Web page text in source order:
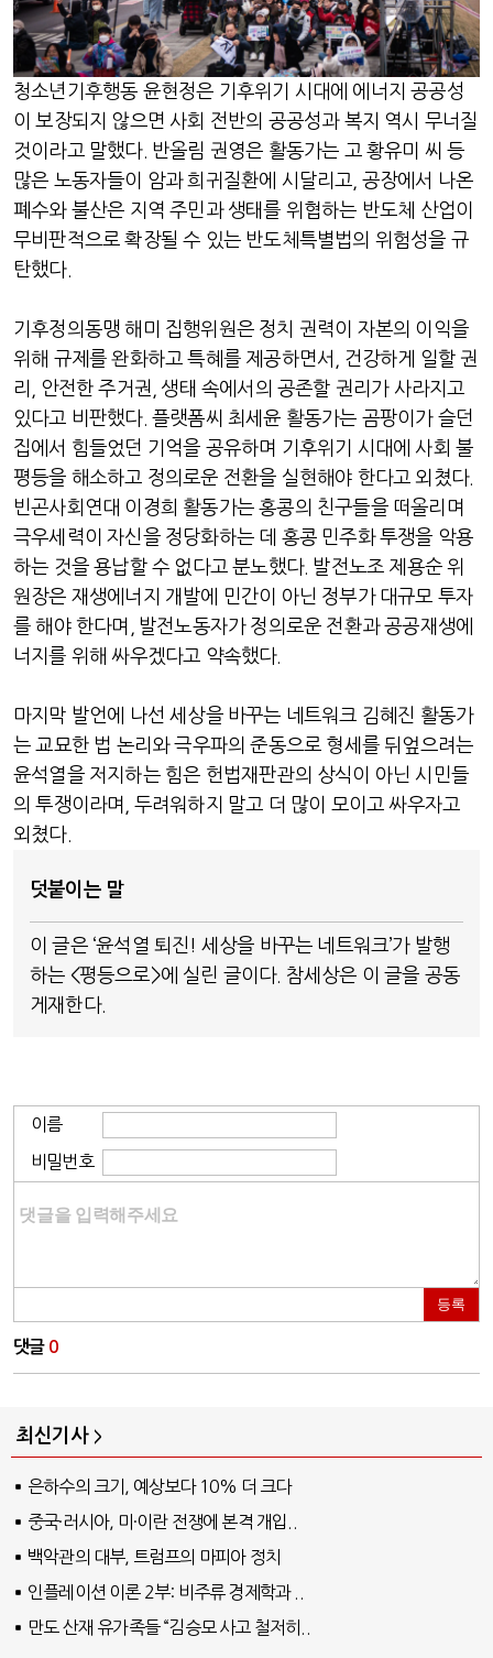
청소년기후행동 윤현정은 기후위기 시대에 에너지 공공성
이 보장되지 않으면 사회 전반의 공공성과 복지 역시 무너질
것이라고 말했다. 반올림 권영은 활동가는 고 황유미 씨 등
많은 노동자들이 암과 희귀질환에 시달리고, 공장에서 나온
폐수와 불산은 지역 주민과 생태를 위협하는 반도체 산업이
무비판적으로 확장될 수 있는 반도체특별법의 위험성을 규
탄했다.
기후정의동맹 해미 집행위원은 정치 권력이 자본의 이익을
위해 규제를 완화하고 특혜를 제공하면서, 건강하게 일할 권
리, 안전한 주거권, 생태 속에서의 공존할 권리가 사라지고
있다고 비판했다. 플랫폼씨 최세윤 활동가는 곰팡이가 슬던
집에서 힘들었던 기억을 공유하며 기후위기 시대에 사회 불
평등을 해소하고 정의로운 전환을 실현해야 한다고 외쳤다.
빈곤사회연대 이경희 활동가는 홍콩의 친구들을 떠올리며
극우세력이 자신을 정당화하는 데 홍콩 민주화 투쟁을 악용
하는 것을 용납할 수 없다고 분노했다. 발전노조 제용순 위
원장은 재생에너지 개발에 민간이 아닌 정부가 대규모 투자
를 해야 한다며, 발전노동자가 정의로운 전환과 공공재생에
너지를 위해 싸우겠다고 약속했다.
마지막 발언에 나선 세상을 바꾸는 네트워크 김혜진 활동가
는 교묘한 법 논리와 극우파의 준동으로 형세를 뒤엎으려는
윤석열을 저지하는 힘은 헌법재판관의 상식이 아닌 시민들
의 투쟁이라며, 두려워하지 말고 더 많이 모이고 싸우자고
외쳤다.
덧붙이는 말
이 글은 ‘윤석열 퇴진! 세상을 바꾸는 네트워크’가 발행
하는 <평등으로>에 실린 글이다. 참세상은 이 글을 공동
게재한다.
이름
비밀번호
등록
댓글 0
최신기사
은하수의 크기, 예상보다 10% 더 크다
중국·러시아, 미·이란 전쟁에 본격 개입..
백악관의 대부, 트럼프의 마피아 정치
인플레이션 이론 2부: 비주류 경제학과 ..
만도 산재 유가족들 “김승모 사고 철저히..